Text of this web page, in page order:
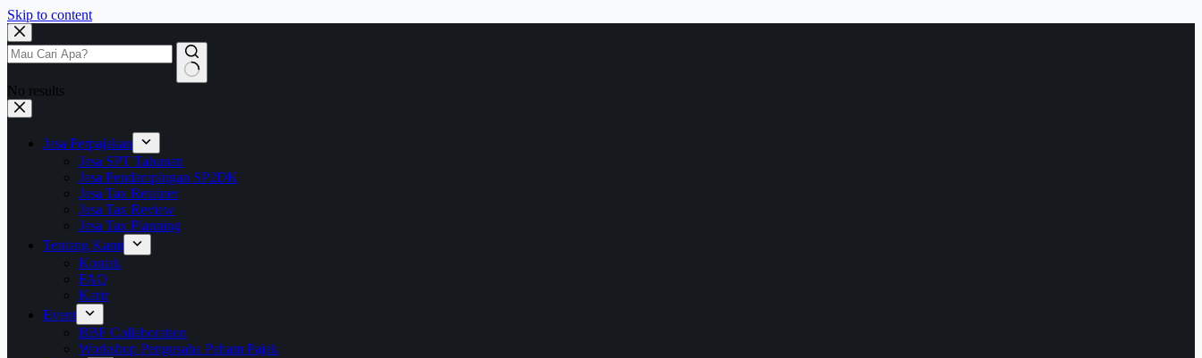
Skip to content
No results
Jasa Perpajakan
Jasa SPT Tahunan
Jasa Pendampingan SP2DK
Jasa Tax Retainer
Jasa Tax Review
Jasa Tax Planning
Tentang Kami
Kontak
FAQ
Karir
Event
BBF Collaboration
Workshop Pengusaha Paham Pajak